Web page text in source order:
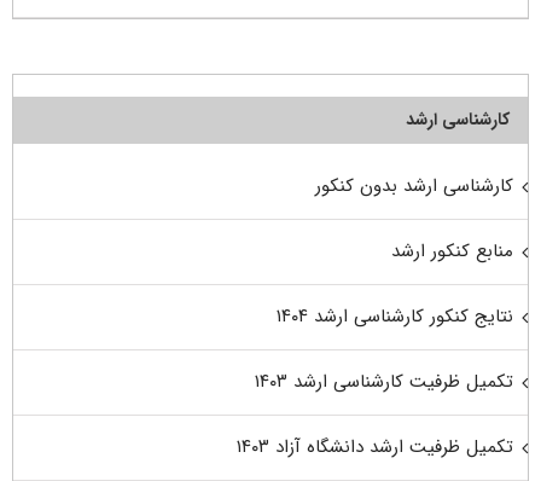
کارشناسی ارشد
کارشناسی ارشد بدون کنکور
منابع کنکور ارشد
نتایج کنکور کارشناسی ارشد ۱۴۰۴
تکمیل ظرفیت کارشناسی ارشد ۱۴۰۳
تکمیل ظرفیت ارشد دانشگاه آزاد ۱۴۰۳